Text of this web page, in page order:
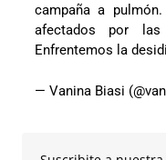
campaña a
afectados por
Enfrentemos la
— Vanina Biasi